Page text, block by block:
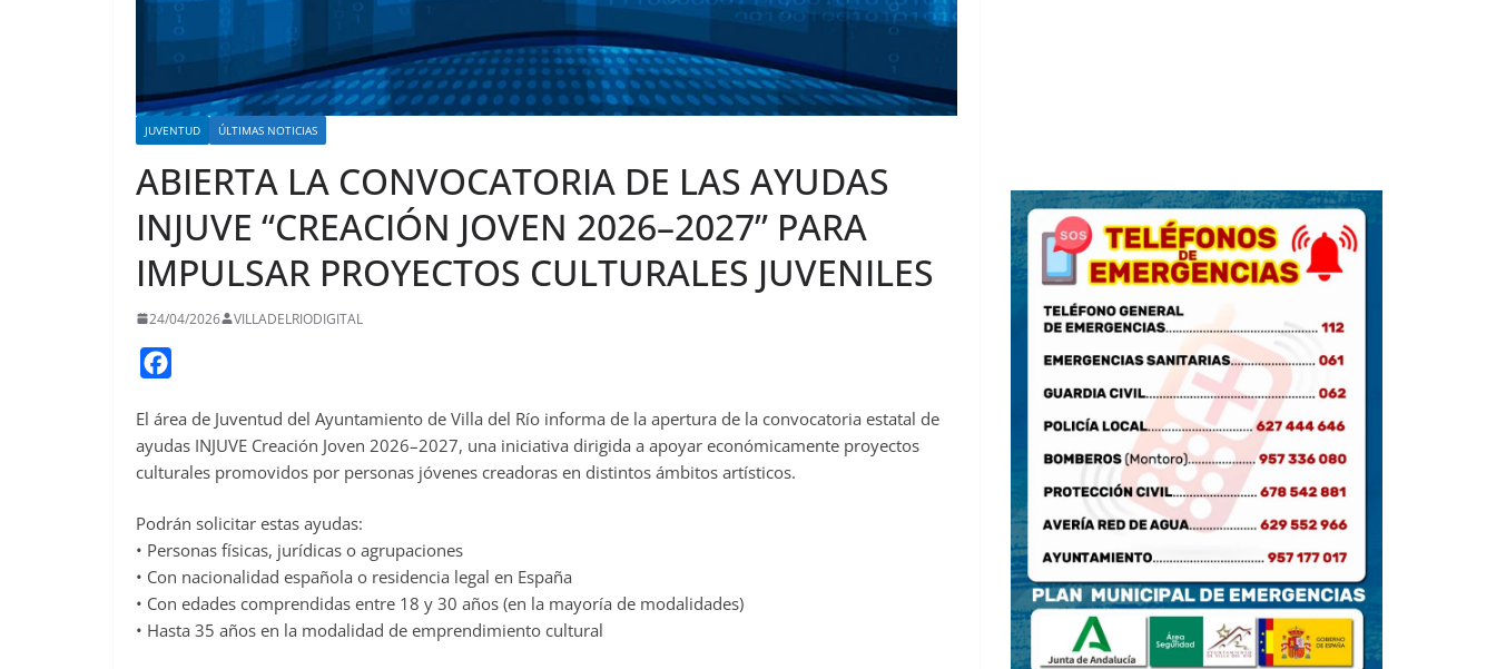
JUVENTUD ÚLTIMAS NOTICIAS
ABIERTA LA CONVOCATORIA DE LAS AYUDAS
INJUVE “CREACIÓN JOVEN 2026–2027” PARA
IMPULSAR PROYECTOS CULTURALES JUVENILES
24/04/2026 VILLADELRIODIGITAL
c
e
b
o
o
k
El área de Juventud del Ayuntamiento de Villa del Río informa de la apertura de la convocatoria estatal de
ayudas INJUVE Creación Joven 2026–2027, una iniciativa dirigida a apoyar económicamente proyectos
culturales promovidos por personas jóvenes creadoras en distintos ámbitos artísticos.
Podrán solicitar estas ayudas:
• Personas físicas, jurídicas o agrupaciones
• Con nacionalidad española o residencia legal en España
• Con edades comprendidas entre 18 y 30 años (en la mayoría de modalidades)
• Hasta 35 años en la modalidad de emprendimiento cultural